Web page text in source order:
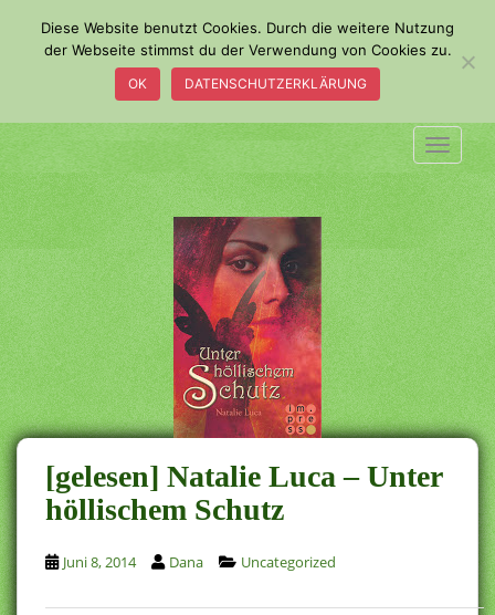
o
m
a
i
n
c
o
n
t
e
n
t
[gelesen] Natalie Luca – Unter
höllischem Schutz
Juni 8, 2014 Dana Uncategorized
Diese Website benutzt Cookies. Durch die weitere Nutzung
der Webseite stimmst du der Verwendung von Cookies zu.
OK DATENSCHUTZERKLÄRUNG